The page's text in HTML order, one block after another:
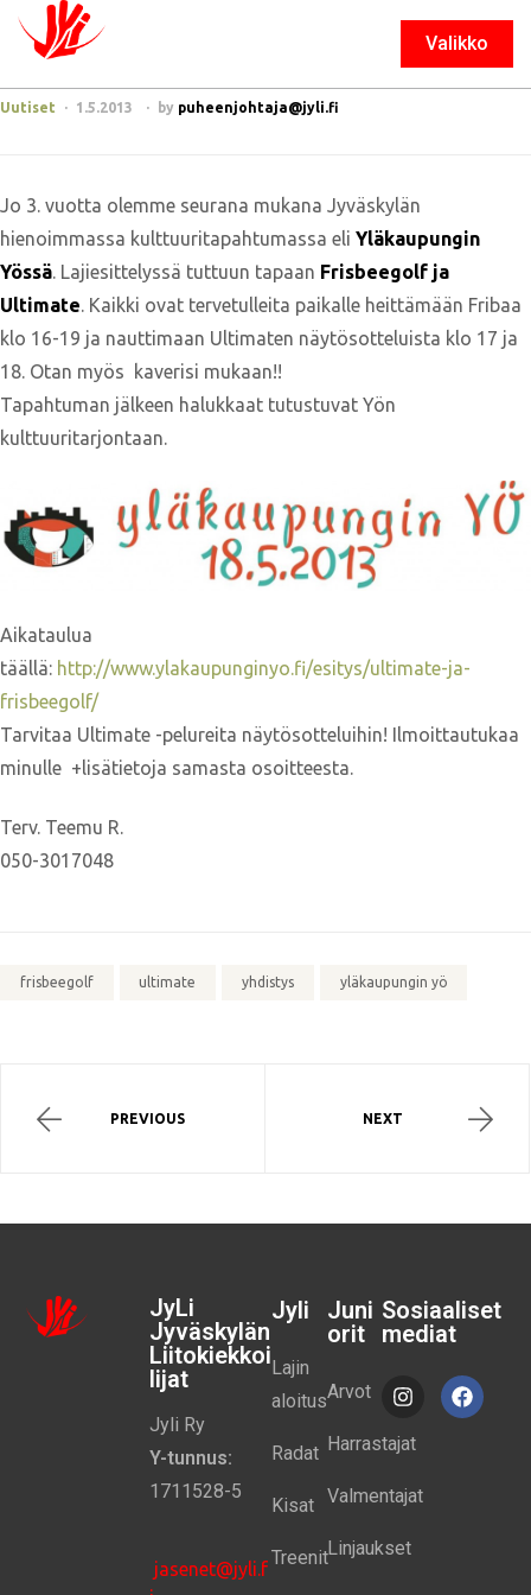
Valikko
Sulje
Uutiset 1.5.2013 by puheenjohtaja@jyli.fi
Jo 3. vuotta olemme seurana mukana Jyväskylän
hienoimmassa kulttuuritapahtumassa eli Yläkaupungin
Yössä. Lajiesittelyssä tuttuun tapaan Frisbeegolf ja
Ultimate. Kaikki ovat tervetulleita paikalle heittämään Fribaa
klo 16-19 ja nauttimaan Ultimaten näytösotteluista klo 17 ja
18. Otan myös kaverisi mukaan!!
Tapahtuman jälkeen halukkaat tutustuvat Yön
kulttuuritarjontaan.
Aikataulua
täällä: http://www.ylakaupunginyo.fi/esitys/ultimate-ja-
frisbeegolf/
Tarvitaa Ultimate -pelureita näytösotteluihin! Ilmoittautukaa
minulle +lisätietoja samasta osoitteesta.
Terv. Teemu R.
050-3017048
frisbeegolf ultimate yhdistys yläkaupungin yö
PREVIOUS NEXT
JyLi
Jyväskylän
Liitokiekkoi
lijat
Jyli Ry
Y-tunnus:
1711528-5
jasenet@jyli.f
Jyli
Lajin
aloitus
Radat
Kisat
Treenit
Juni
orit
Arvot
Harrastajat
Valmentajat
Linjaukset
Sosiaaliset
mediat